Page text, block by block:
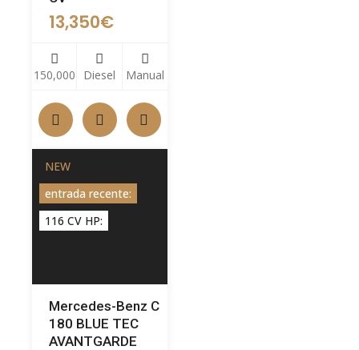
13,350€
150,000 Diesel Manual
NEW
entrada recente:
116 CV HP:
Mercedes-Benz C
180 BLUE TEC
AVANTGARDE